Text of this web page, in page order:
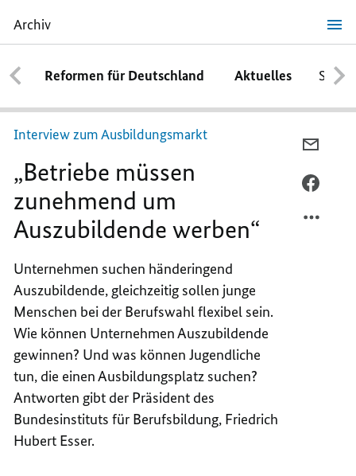
Archiv
„Betriebe
müssen
zunehmend
um
Auszubildende
werben“
Reformen für Deutschland Aktuelles
Interview zum Ausbildungsmarkt
„Betriebe müssen
zunehmend um
Auszubildende werben“
Unternehmen suchen händeringend
Auszubildende, gleichzeitig sollen junge
Menschen bei der Berufswahl flexibel sein.
Wie können Unternehmen Auszubildende
gewinnen? Und was können Jugendliche
tun, die einen Ausbildungsplatz suchen?
Antworten gibt der Präsident des
Bundesinstituts für Berufsbildung, Friedrich
Hubert Esser.